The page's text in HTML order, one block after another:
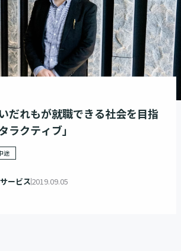
だれもが就職できる社会を目指
ラクティブ」
途
ービス2019.09.05